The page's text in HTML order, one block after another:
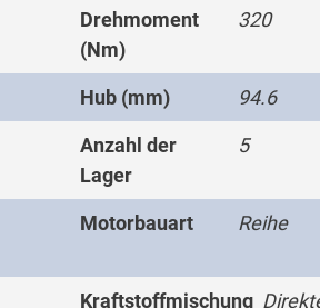
Drehmoment
(Nm)
320
Hub (mm) 94.6
Anzahl der
Lager
5
Motorbauart Reihe
Kraftstoffmischung